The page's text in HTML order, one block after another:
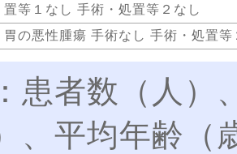
置等１なし 手術・処置等２なし
胃の悪性腫瘍 手術なし 手術・処置等
患者数（人
、平均年齢（